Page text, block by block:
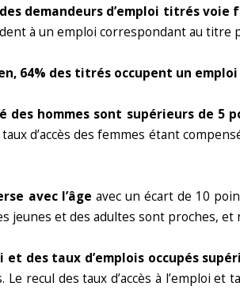
demandeurs d’emploi titrés voie
à un emploi correspondant au
64% des titrés occupent un
des hommes sont supérieurs de 5
d’accès des femmes étant
avec l’âge avec un écart de 10
jeunes et des adultes sont proches,
et des taux d’emplois occupés
recul des taux d’accès à l’emploi